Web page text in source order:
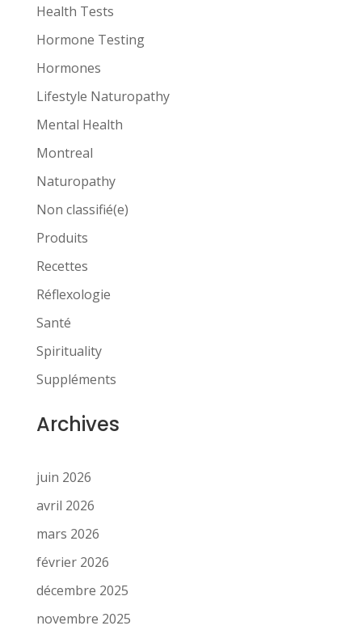
Health Tests
Hormone Testing
Hormones
Lifestyle Naturopathy
Mental Health
Montreal
Naturopathy
Non classifié(e)
Produits
Recettes
Réflexologie
Santé
Spirituality
Suppléments
Archives
juin 2026
avril 2026
mars 2026
février 2026
décembre 2025
novembre 2025